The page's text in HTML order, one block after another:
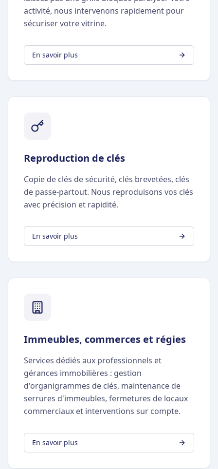
activité, nous intervenons rapidement pour
sécuriser votre vitrine.
En savoir plus
Reproduction de clés
Copie de clés de sécurité, clés brevetées, clés
de passe-partout. Nous reproduisons vos clés
avec précision et rapidité.
En savoir plus
Immeubles, commerces et régies
Services dédiés aux professionnels et
gérances immobilières : gestion
d'organigrammes de clés, maintenance de
serrures d'immeubles, fermetures de locaux
commerciaux et interventions sur compte.
En savoir plus